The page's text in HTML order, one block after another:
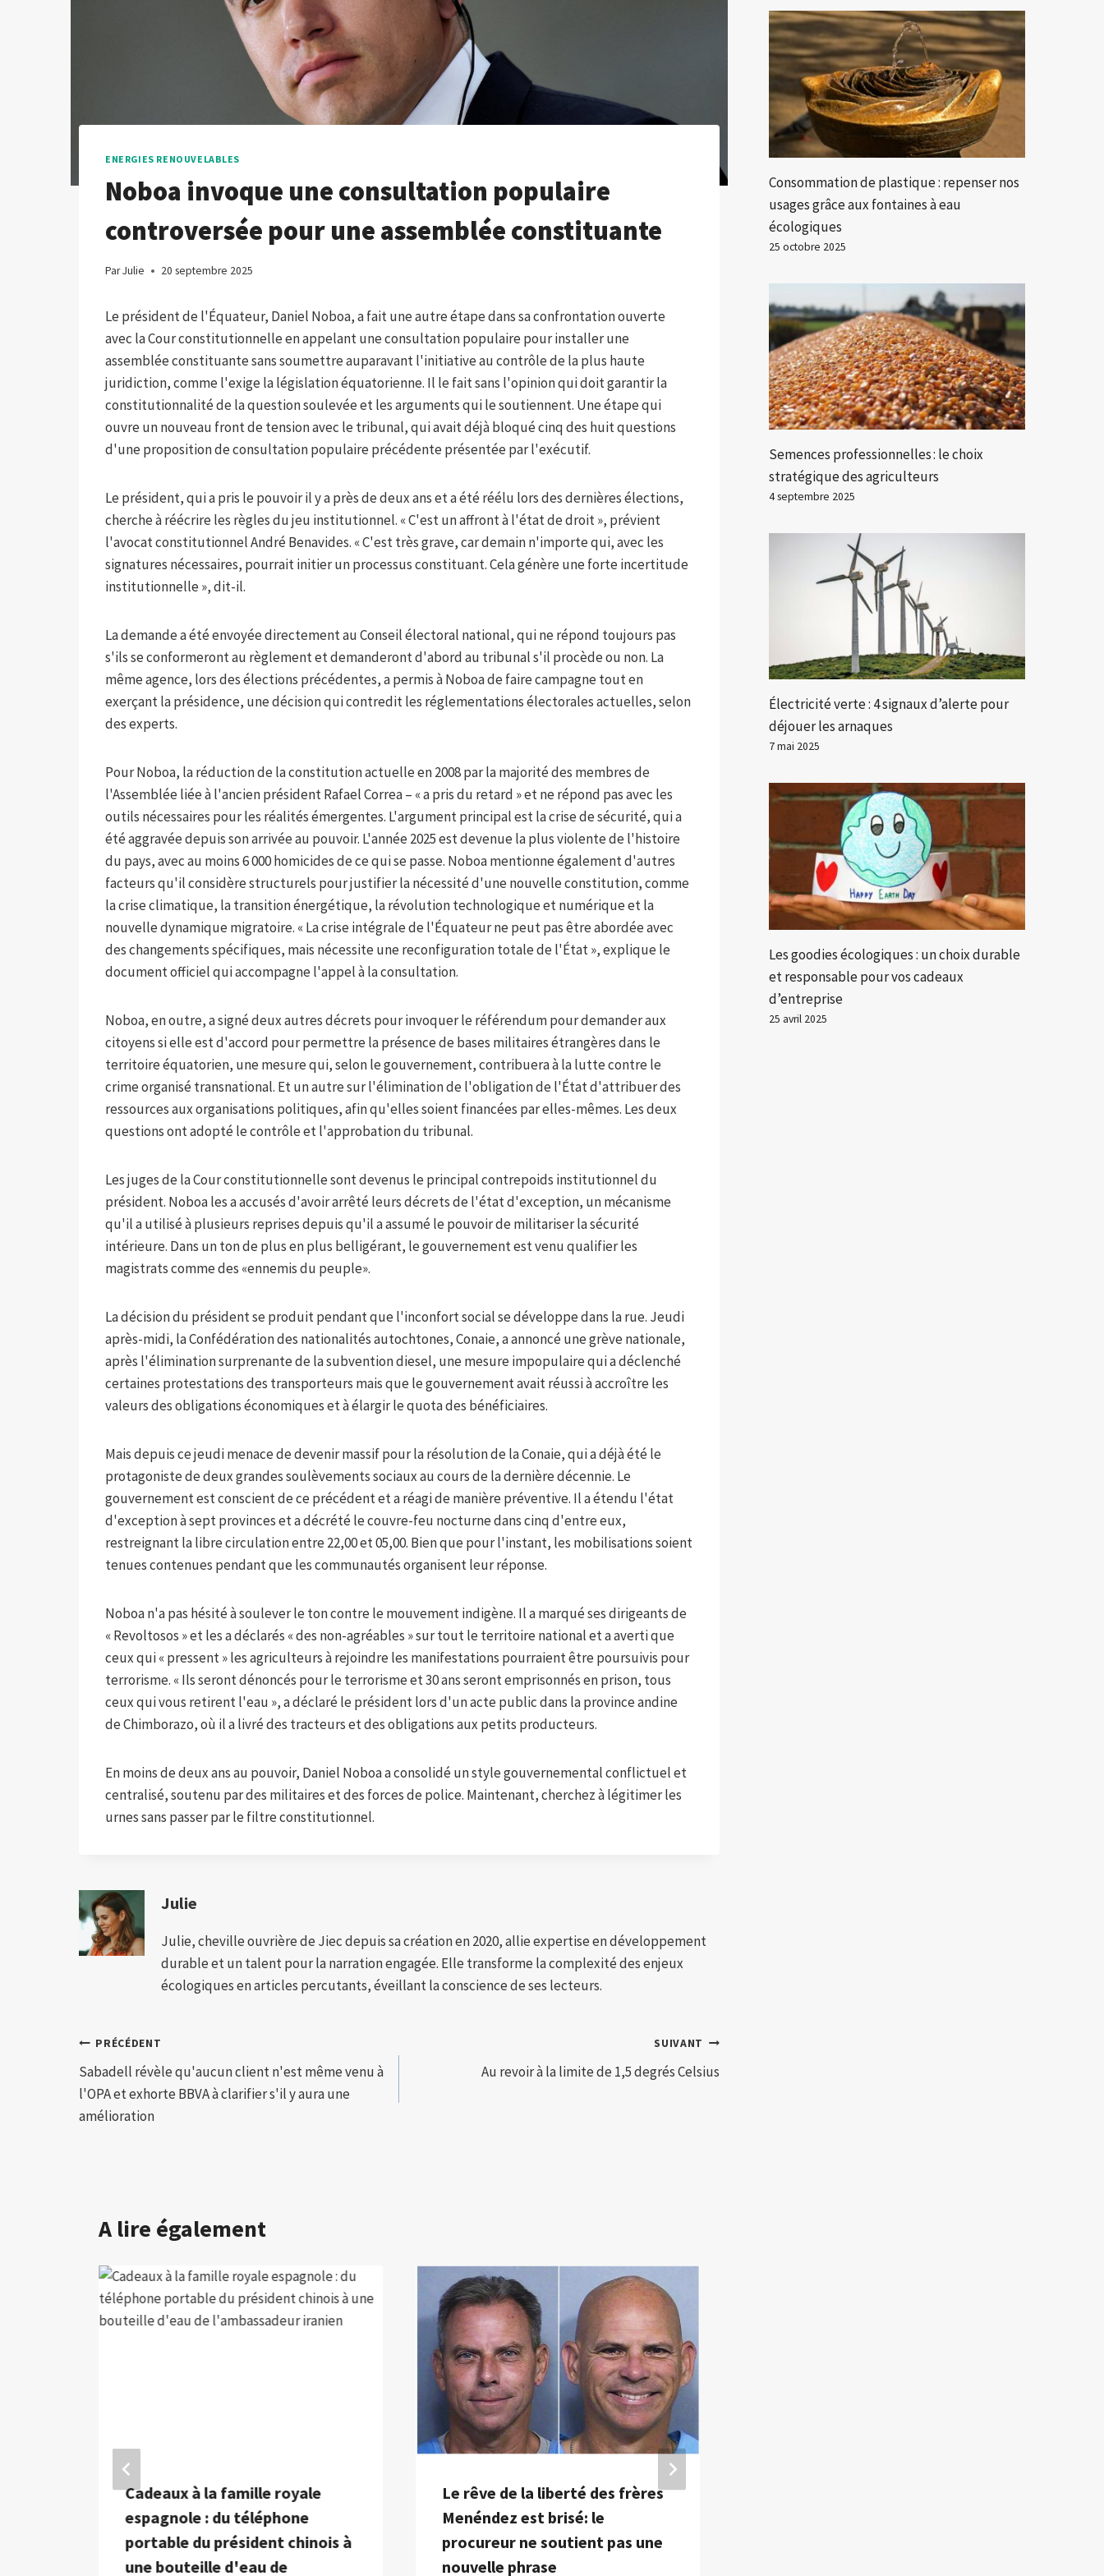
ENERGIES RENOUVELABLES
Noboa invoque une consultation populaire
controversée pour une assemblée constituante
ParJulie 20 septembre 2025
Le président de l'Équateur, Daniel Noboa, a fait une autre étape dans sa confrontation ouverte
avec la Cour constitutionnelle en appelant une consultation populaire pour installer une
assemblée constituante sans soumettre auparavant l'initiative au contrôle de la plus haute
juridiction, comme l'exige la législation équatorienne. Il le fait sans l'opinion qui doit garantir la
constitutionnalité de la question soulevée et les arguments qui le soutiennent. Une étape qui
ouvre un nouveau front de tension avec le tribunal, qui avait déjà bloqué cinq des huit questions
d'une proposition de consultation populaire précédente présentée par l'exécutif.
Le président, qui a pris le pouvoir il y a près de deux ans et a été réélu lors des dernières élections,
cherche à réécrire les règles du jeu institutionnel. « C'est un affront à l'état de droit », prévient
l'avocat constitutionnel André Benavides. « C'est très grave, car demain n'importe qui, avec les
signatures nécessaires, pourrait initier un processus constituant. Cela génère une forte incertitude
institutionnelle », dit-il.
La demande a été envoyée directement au Conseil électoral national, qui ne répond toujours pas
s'ils se conformeront au règlement et demanderont d'abord au tribunal s'il procède ou non. La
même agence, lors des élections précédentes, a permis à Noboa de faire campagne tout en
exerçant la présidence, une décision qui contredit les réglementations électorales actuelles, selon
des experts.
Pour Noboa, la réduction de la constitution actuelle en 2008 par la majorité des membres de
l'Assemblée liée à l'ancien président Rafael Correa – « a pris du retard » et ne répond pas avec les
outils nécessaires pour les réalités émergentes. L'argument principal est la crise de sécurité, qui a
été aggravée depuis son arrivée au pouvoir. L'année 2025 est devenue la plus violente de l'histoire
du pays, avec au moins 6 000 homicides de ce qui se passe. Noboa mentionne également d'autres
facteurs qu'il considère structurels pour justifier la nécessité d'une nouvelle constitution, comme
la crise climatique, la transition énergétique, la révolution technologique et numérique et la
nouvelle dynamique migratoire. « La crise intégrale de l'Équateur ne peut pas être abordée avec
des changements spécifiques, mais nécessite une reconfiguration totale de l'État », explique le
document officiel qui accompagne l'appel à la consultation.
Noboa, en outre, a signé deux autres décrets pour invoquer le référendum pour demander aux
citoyens si elle est d'accord pour permettre la présence de bases militaires étrangères dans le
territoire équatorien, une mesure qui, selon le gouvernement, contribuera à la lutte contre le
crime organisé transnational. Et un autre sur l'élimination de l'obligation de l'État d'attribuer des
ressources aux organisations politiques, afin qu'elles soient financées par elles-mêmes. Les deux
questions ont adopté le contrôle et l'approbation du tribunal.
Les juges de la Cour constitutionnelle sont devenus le principal contrepoids institutionnel du
président. Noboa les a accusés d'avoir arrêté leurs décrets de l'état d'exception, un mécanisme
qu'il a utilisé à plusieurs reprises depuis qu'il a assumé le pouvoir de militariser la sécurité
intérieure. Dans un ton de plus en plus belligérant, le gouvernement est venu qualifier les
magistrats comme des «ennemis du peuple».
La décision du président se produit pendant que l'inconfort social se développe dans la rue. Jeudi
après-midi, la Confédération des nationalités autochtones, Conaie, a annoncé une grève nationale,
après l'élimination surprenante de la subvention diesel, une mesure impopulaire qui a déclenché
certaines protestations des transporteurs mais que le gouvernement avait réussi à accroître les
valeurs des obligations économiques et à élargir le quota des bénéficiaires.
Mais depuis ce jeudi menace de devenir massif pour la résolution de la Conaie, qui a déjà été le
protagoniste de deux grandes soulèvements sociaux au cours de la dernière décennie. Le
gouvernement est conscient de ce précédent et a réagi de manière préventive. Il a étendu l'état
d'exception à sept provinces et a décrété le couvre-feu nocturne dans cinq d'entre eux,
restreignant la libre circulation entre 22,00 et 05,00. Bien que pour l'instant, les mobilisations soient
tenues contenues pendant que les communautés organisent leur réponse.
Noboa n'a pas hésité à soulever le ton contre le mouvement indigène. Il a marqué ses dirigeants de
« Revoltosos » et les a déclarés « des non-agréables » sur tout le territoire national et a averti que
ceux qui « pressent » les agriculteurs à rejoindre les manifestations pourraient être poursuivis pour
terrorisme. « Ils seront dénoncés pour le terrorisme et 30 ans seront emprisonnés en prison, tous
ceux qui vous retirent l'eau », a déclaré le président lors d'un acte public dans la province andine
de Chimborazo, où il a livré des tracteurs et des obligations aux petits producteurs.
En moins de deux ans au pouvoir, Daniel Noboa a consolidé un style gouvernemental conflictuel et
centralisé, soutenu par des militaires et des forces de police. Maintenant, cherchez à légitimer les
urnes sans passer par le filtre constitutionnel.
Julie
Julie, cheville ouvrière de Jiec depuis sa création en 2020, allie expertise en développement
durable et un talent pour la narration engagée. Elle transforme la complexité des enjeux
écologiques en articles percutants, éveillant la conscience de ses lecteurs.
Navigation
de
l’article
PRÉCÉDENT
Sabadell révèle qu'aucun client n'est même venu à
l'OPA et exhorte BBVA à clarifier s'il y aura une
amélioration
SUIVANT
Au revoir à la limite de 1,5 degrés Celsius
A lire également
Cadeaux à la famille royale
espagnole : du téléphone
portable du président chinois à
une bouteille d'eau de
Le rêve de la liberté des frères
Menéndez est brisé: le
procureur ne soutient pas une
nouvelle phrase
Consommation de plastique : repenser nos
usages grâce aux fontaines à eau
écologiques
25 octobre 2025
Semences professionnelles : le choix
stratégique des agriculteurs
4 septembre 2025
Électricité verte : 4 signaux d’alerte pour
déjouer les arnaques
7 mai 2025
Les goodies écologiques : un choix durable
et responsable pour vos cadeaux
d’entreprise
25 avril 2025